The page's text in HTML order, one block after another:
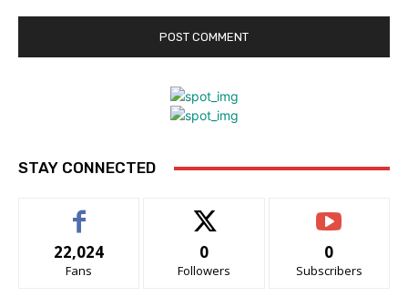
STAY CONNECTED
22,024
Fans
0
Followers
0
Subscribers